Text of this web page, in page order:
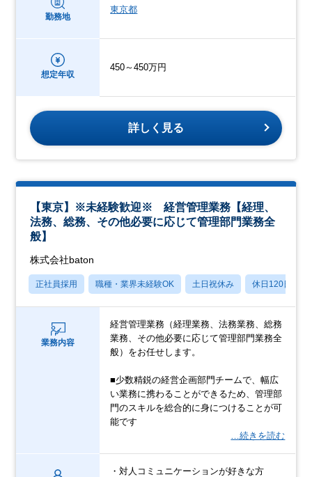
勤務地
東京都
想定年収
450～450万円
詳しく見る
【東京】※未経験歓迎※ 経営管理業務【経理、
法務、総務、その他必要に応じて管理部門業務全
般】
株式会社baton
正社員採用 職種・業界未経験OK 土日祝休み 休日120日以上
業務内容
経営管理業務（経理業務、法務業務、総務
業務、その他必要に応じて管理部門業務全
般）をお任せします。
■少数精鋭の経営企画部門チームで、幅広
い業務に携わることができるため、管理部
門のスキルを総合的に身につけることが可
能です
…続きを読む
・対人コミュニケーションが好きな方